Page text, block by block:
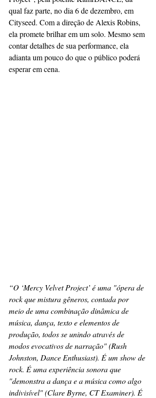
qual faz parte, no dia 6 de dezembro, em
Cityseed. Com a direção de Alexis Robins,
ela promete brilhar em um solo. Mesmo sem
contar detalhes de sua performance, ela
adianta um pouco do que o público poderá
esperar em cena.
“O ‘Mercy Velvet Project’ é uma "ópera de
rock que mistura gêneros, contada por
meio de uma combinação dinâmica de
música, dança, texto e elementos de
produção, todos se unindo através de
modos evocativos de narração" (Rush
Johnston, Dance Enthusiast). É um show de
rock. É uma experiência sonora que
"demonstra a dança e a música como algo
indivisível" (Clare Byrne, CT Examiner). É